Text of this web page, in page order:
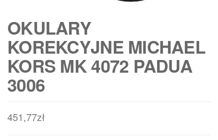
OKULARY
KOREKCYJNE MICHAEL
KORS MK 4072 PADUA
3006
451,77zł